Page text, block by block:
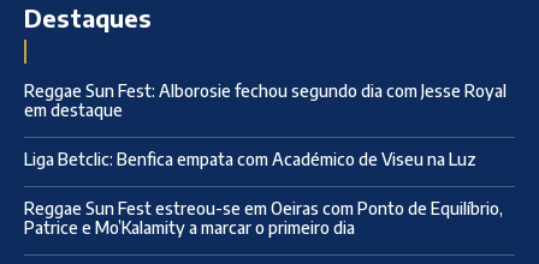
Destaques
Reggae Sun Fest: Alborosie fechou segundo dia com Jesse Royal
em destaque
Liga Betclic: Benfica empata com Académico de Viseu na Luz
Reggae Sun Fest estreou-se em Oeiras com Ponto de Equilíbrio,
Patrice e Mo’Kalamity a marcar o primeiro dia